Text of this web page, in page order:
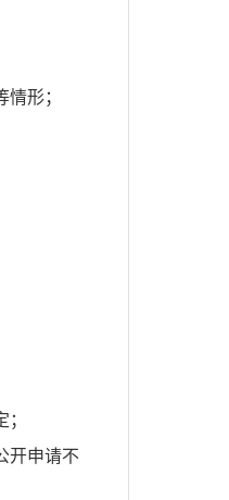
形；
开申请不